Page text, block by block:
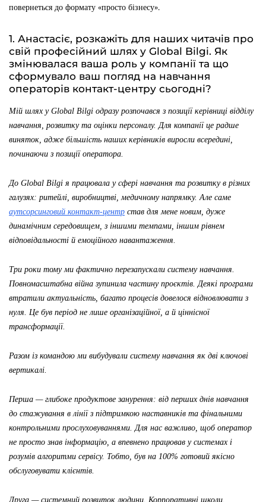
повернеться до формату «просто бізнесу».
1. Анастасіє, розкажіть для наших читачів про
свій професійний шлях у Global Bilgi. Як
змінювалася ваша роль у компанії та що
сформувало ваш погляд на навчання
операторів контакт-центру сьогодні?
Мій шлях у Global Bilgi одразу розпочався з позиції керівниці відділу
навчання, розвитку та оцінки персоналу. Для компанії це радше
виняток, адже більшість наших керівників виросли всередині,
починаючи з позиції оператора.
До Global Bilgi я працювала у сфері навчання та розвитку в різних
галузях: ритейлі, виробництві, медичному напрямку. Але саме
аутсорсинговий контакт-центр став для мене новим, дуже
динамічним середовищем, з іншими темпами, іншим рівнем
відповідальності й емоційного навантаження.
Три роки тому ми фактично перезапускали систему навчання.
Повномасштабна війна зупинила частину проєктів. Деякі програми
втратили актуальність, багато процесів довелося відновлювати з
нуля. Це був період не лише організаційної, а й ціннісної
трансформації.
Разом із командою ми вибудували систему навчання як дві ключові
вертикалі.
Перша — глибоке продуктове занурення: від перших днів навчання
до стажування в лінії з підтримкою наставників та фінальними
контрольними прослуховуваннями. Для нас важливо, щоб оператор
не просто знав інформацію, а впевнено працював у системах і
розумів алгоритми сервісу. Тобто, був на 100% готовий якісно
обслуговувати клієнтів.
Друга — системний розвиток людини. Корпоративні школи,